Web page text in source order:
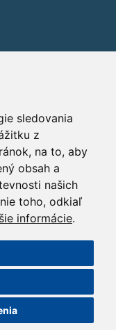
sledovania
z
na to, aby
obsah a
našich
toho, odkiaľ
informácie.
by: